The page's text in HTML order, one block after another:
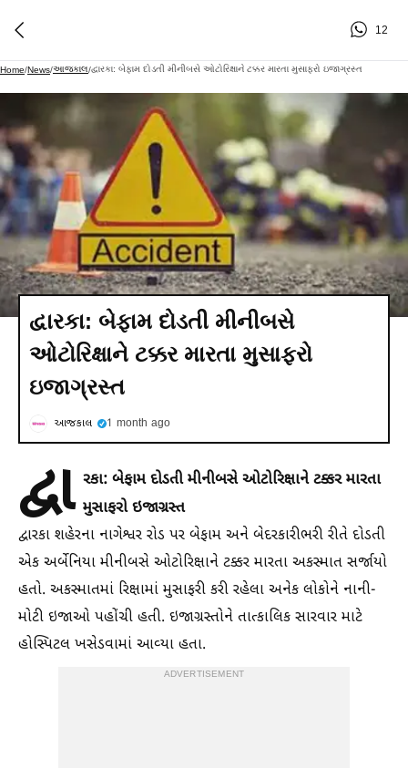
12
Home/News/આજકાલ/દ્વારકા: બેફામ દોડતી મીનીબસે ઓટોરિક્ષાને ટક્કર મારતા મુસાફરો ઇજાગ્રસ્ત
દ્વારકા: બેફામ દોડતી મીનીબસે
ઓટોરિક્ષાને ટક્કર મારતા મુસાફરો
ઇજાગ્રસ્ત
આજકાલ 1 month ago
દ્વા રકા: બેફામ દોડતી મીનીબસે ઓટોરિક્ષાને ટક્કર મારતા
મુસાફરો ઇજાગ્રસ્ત
દ્વારકા શહેરના નાગેશ્વર રોડ પર બેફામ અને બેદરકારીભરી રીતે દોડતી
એક અર્બેનિયા મીનીબસે ઓટોરિક્ષાને ટક્કર મારતા અકસ્માત સર્જાયો
હતો. અકસ્માતમાં રિક્ષામાં મુસાફરી કરી રહેલા અનેક લોકોને નાની-
મોટી ઇજાઓ પહોંચી હતી. ઇજાગ્રસ્તોને તાત્કાલિક સારવાર માટે
હોસ્પિટલ ખસેડવામાં આવ્યા હતા.
ADVERTISEMENT